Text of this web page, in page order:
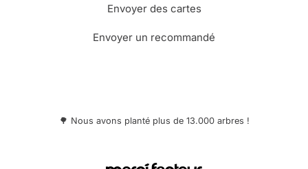
Envoyer des cartes
Envoyer un recommandé
🌳 Nous avons planté plus de 13.000 arbres !